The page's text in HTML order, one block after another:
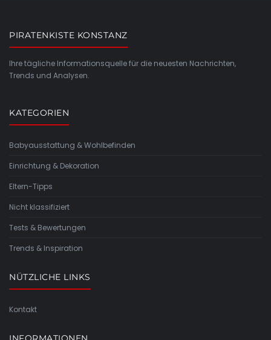
PIRATENKISTE KONSTANZ
Ihre tägliche Informationsquelle für die neuesten Nachrichten,
Trends und Analysen.
KATEGORIEN
Babyausstattung & Wohlbefinden
Einrichtung & Dekoration
Eltern-Tipps
Nicht klassifiziert
Tests & Bewertungen
Trends & Inspiration
NÜTZLICHE LINKS
Kontakt